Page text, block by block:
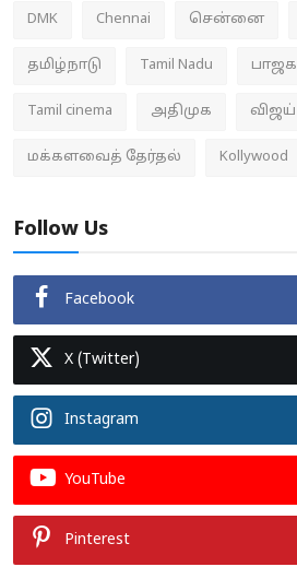
DMK Chennai சென்னை
தமிழ்நாடு Tamil Nadu பாஜக
Tamil cinema அதிமுக விஜய்
மக்களவைத் தேர்தல் Kollywood
Follow Us
Facebook
X (Twitter)
Instagram
YouTube
Pinterest